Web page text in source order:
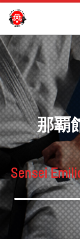
Saltar al contenido
那覇
Sensei